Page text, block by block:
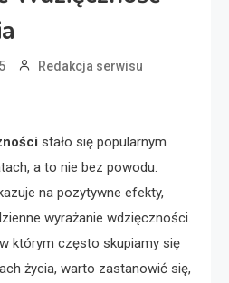
Redakcja serwisu
stało się popularnym
a to nie bez powodu.
na pozytywne efekty,
wyrażanie wdzięczności.
którym często skupiamy się
życia, warto zastanowić się,